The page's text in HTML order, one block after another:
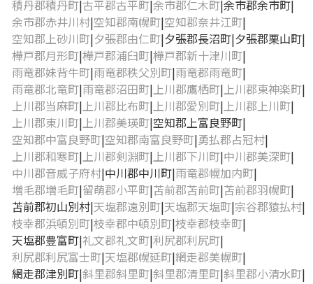
積丹郡積丹町 古平郡古平町 余市郡仁木町 余市郡余市町
余市郡赤井川村 空知郡南幌町 空知郡奈井江町
空知郡上砂川町 夕張郡由仁町 夕張郡長沼町 夕張郡栗山町
樺戸郡月形町 樺戸郡浦臼町 樺戸郡新十津川町
雨竜郡妹背牛町 雨竜郡秩父別町 雨竜郡雨竜町
雨竜郡北竜町 雨竜郡沼田町 上川郡鷹栖町 上川郡東神楽町
上川郡当麻町 上川郡比布町 上川郡愛別町 上川郡上川町
上川郡東川町 上川郡美瑛町 空知郡上富良野町
空知郡中富良野町 空知郡南富良野町 勇払郡占冠村
上川郡和寒町 上川郡剣淵町 上川郡下川町 中川郡美深町
中川郡音威子府村 中川郡中川町 雨竜郡幌加内町
増毛郡増毛町 留萌郡小平町 苫前郡苫前町 苫前郡羽幌町
苫前郡初山別村 天塩郡遠別町 天塩郡天塩町 宗谷郡猿払村
枝幸郡浜頓別町 枝幸郡中頓別町 枝幸郡枝幸町
天塩郡豊富町 礼文郡礼文町 利尻郡利尻町
利尻郡利尻富士町 天塩郡幌延町 網走郡美幌町
網走郡津別町 斜里郡斜里町 斜里郡清里町 斜里郡小清水町